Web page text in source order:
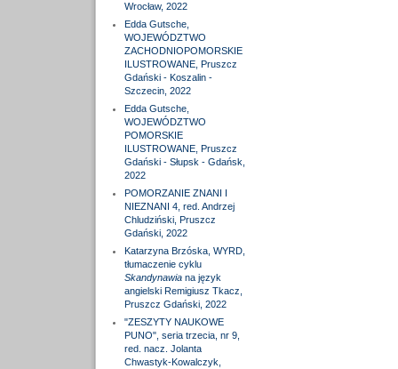
Wrocław, 2022
Edda Gutsche,
WOJEWÓDZTWO
ZACHODNIOPOMORSKIE
ILUSTROWANE, Pruszcz
Gdański - Koszalin -
Szczecin, 2022
Edda Gutsche,
WOJEWÓDZTWO
POMORSKIE
ILUSTROWANE, Pruszcz
Gdański - Słupsk - Gdańsk,
2022
POMORZANIE ZNANI I
NIEZNANI 4, red. Andrzej
Chludziński, Pruszcz
Gdański, 2022
Katarzyna Brzóska, WYRD,
tłumaczenie cyklu
Skandynawiana język
angielski Remigiusz Tkacz,
Pruszcz Gdański, 2022
"ZESZYTY NAUKOWE
PUNO", seria trzecia, nr 9,
red. nacz. Jolanta
Chwastyk-Kowalczyk,